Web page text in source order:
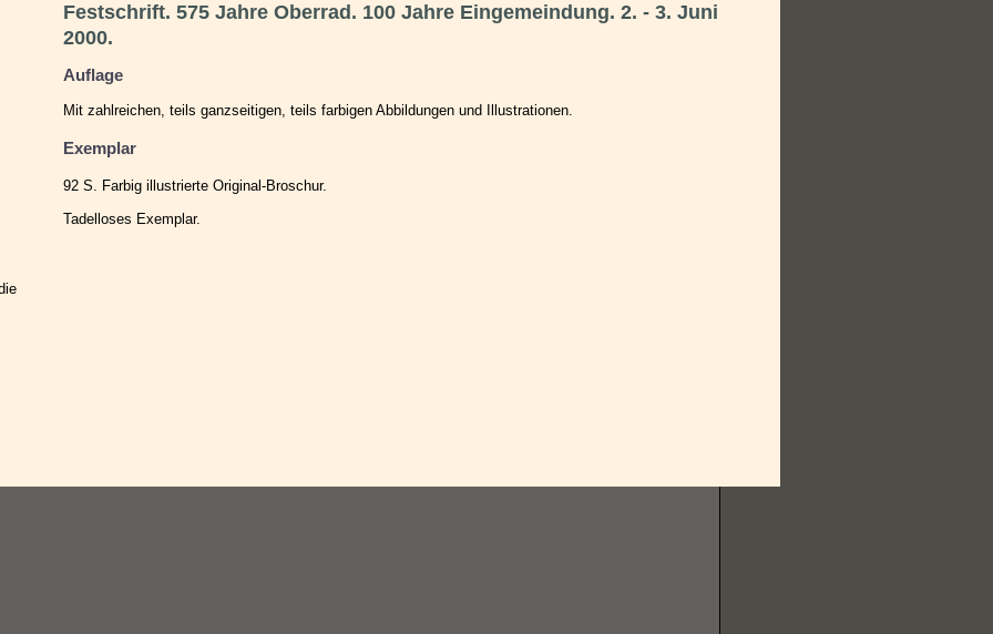
Festschrift. 575 Jahre Oberrad. 100 Jahre Eingemeindung. 2. - 3. Juni
2000.
Auflage
Mit zahlreichen, teils ganzseitigen, teils farbigen Abbildungen und Illustrationen.
Exemplar
92 S. Farbig illustrierte Original-Broschur.
Tadelloses Exemplar.